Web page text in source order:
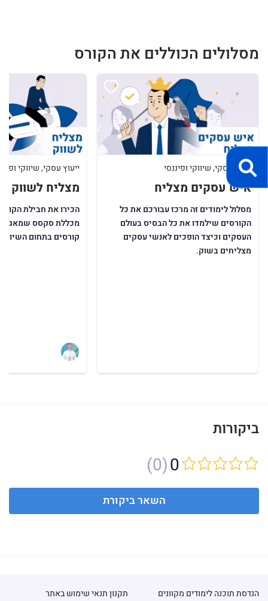
מסלולים הכוללים את הקורס
ייעוץ עסקי, שיווקי ופיננסי
איש עסקים מצליח
מסלול לימודים זה מרכז עבורכם את כל
הקורסים שילמדו את כל הבסיס בעולם
העסקים וכיצד הופכים לאנשי עסקים
מצליחים בשוק.
ייעוץ עסקי, שיווקי
מצליח לשווק
הכירו את חבילת
מכללת סקסס שמאגדת
קורסים בתחום השיווק.
ביקורות
(0)0
השאר ביקורת
תקנון תנאי שימוש באתר הנדסת תוכנה לימודים מקוונים